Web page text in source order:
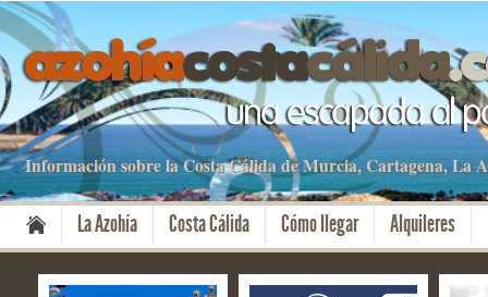
Información sobre la Costa Cálida de Murcia, Cartagena, La
La Azohía Costa Cálida Cómo llegar Alquileres